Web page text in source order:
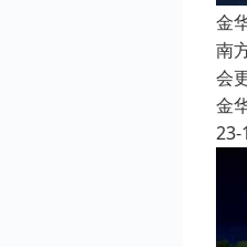
金
南
会
金
23-